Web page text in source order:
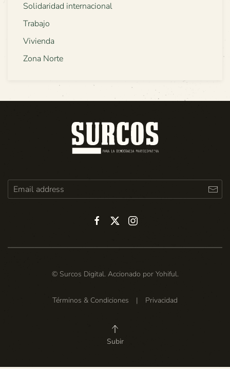
Solidaridad internacional
Trabajo
Vivienda
Zona Norte
© Surcos Digital. Accionado por Yohiful.
Términos & Condiciones | Privacidad
Subir